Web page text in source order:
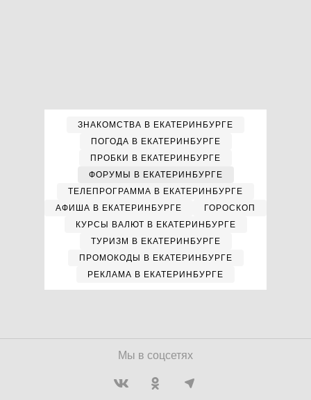
ЗНАКОМСТВА В ЕКАТЕРИНБУРГЕ
ПОГОДА В ЕКАТЕРИНБУРГЕ
ПРОБКИ В ЕКАТЕРИНБУРГЕ
ФОРУМЫ В ЕКАТЕРИНБУРГЕ
ТЕЛЕПРОГРАММА В ЕКАТЕРИНБУРГЕ
АФИША В ЕКАТЕРИНБУРГЕ
ГОРОСКОП
КУРСЫ ВАЛЮТ В ЕКАТЕРИНБУРГЕ
ТУРИЗМ В ЕКАТЕРИНБУРГЕ
ПРОМОКОДЫ В ЕКАТЕРИНБУРГЕ
РЕКЛАМА В ЕКАТЕРИНБУРГЕ
Мы в соцсетях